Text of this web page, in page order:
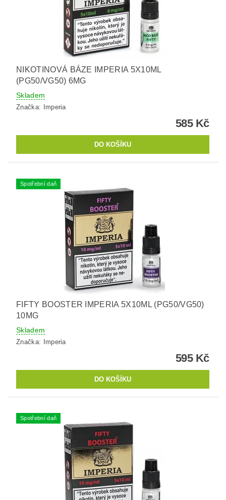
NIKOTINOVÁ BÁZE IMPERIA 5X10ML
(PG50/VG50) 6MG
Skladem
Značka: Imperia
585 Kč
Spotřební daň
FIFTY BOOSTER IMPERIA 5X10ML (PG50/VG50)
10MG
Skladem
Značka: Imperia
595 Kč
Spotřební daň